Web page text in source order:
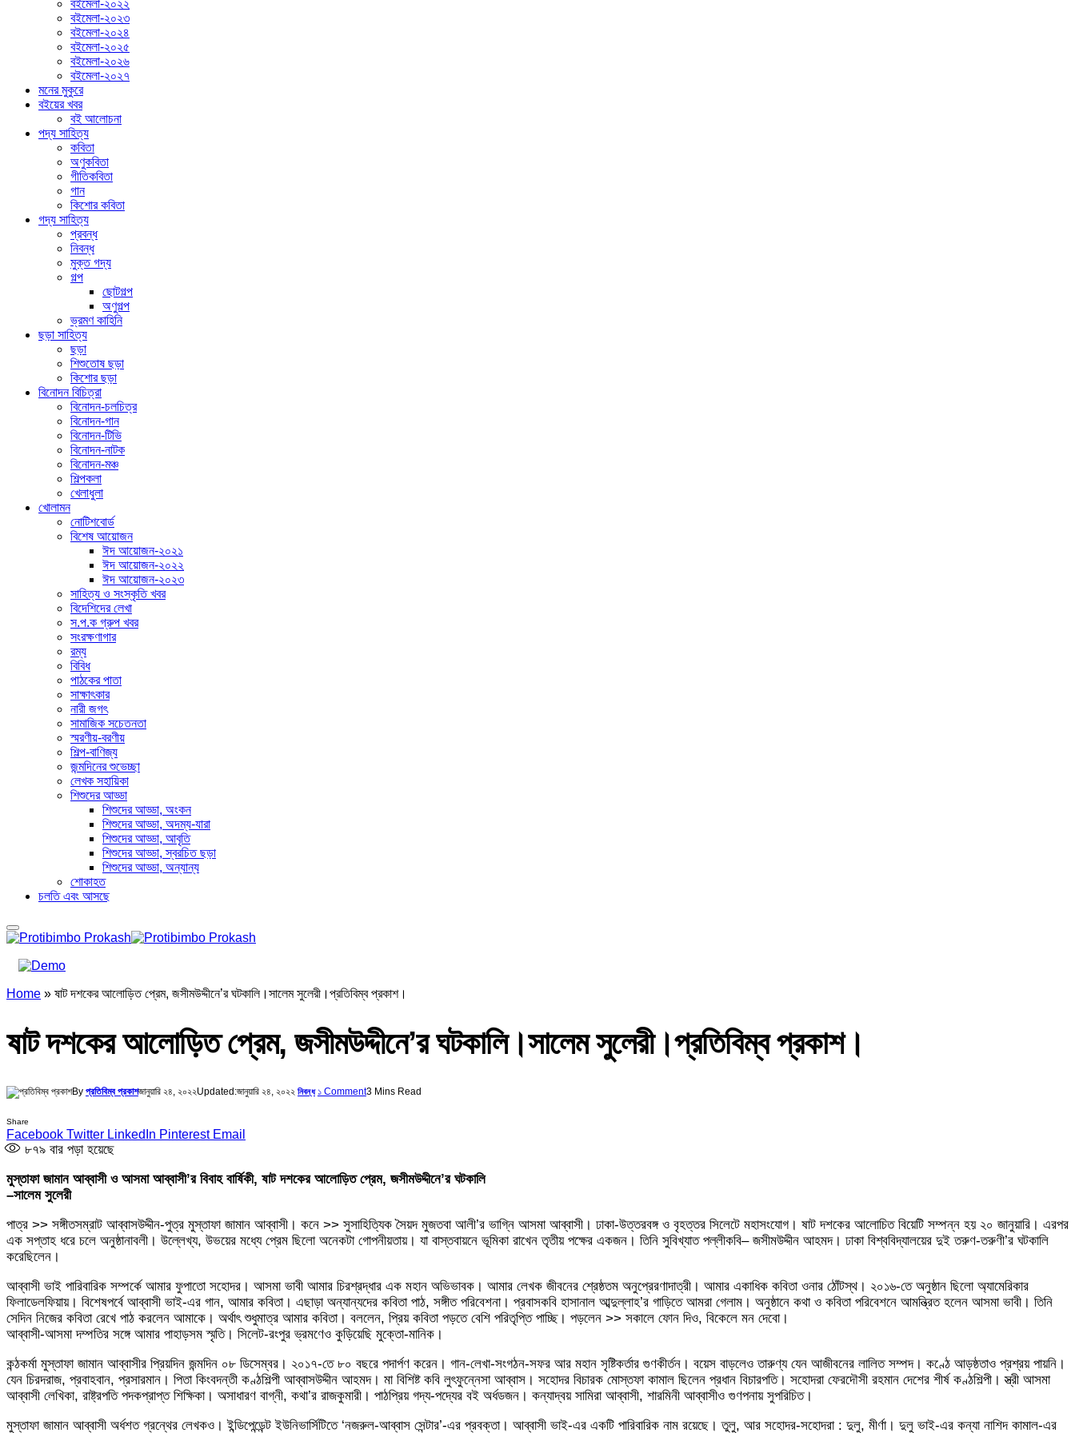
বইমেলা-২০২২
বইমেলা-২০২৩
বইমেলা-২০২৪
বইমেলা-২০২৫
বইমেলা-২০২৬
বইমেলা-২০২৭
মনের মুকুরে
বইয়ের খবর
বই আলোচনা
পদ্য সাহিত্য
কবিতা
অণুকবিতা
গীতিকবিতা
গান
কিশোর কবিতা
গদ্য সাহিত্য
প্রবন্ধ
নিবন্ধ
মুক্ত গদ্য
গল্প
ছোটগল্প
অণুগল্প
ভ্রমণ কাহিনি
ছড়া সাহিত্য
ছড়া
শিশুতোষ ছড়া
কিশোর ছড়া
বিনোদন বিচিত্রা
বিনোদন-চলচিত্র
বিনোদন-গান
বিনোদন-টিভি
বিনোদন-নাটক
বিনোদন-মঞ্চ
শিল্পকলা
খেলাধুলা
খোলামন
নোটিশবোর্ড
বিশেষ আয়োজন
ঈদ আয়োজন-২০২১
ঈদ আয়োজন-২০২২
ঈদ আয়োজন-২০২৩
সাহিত্য ও সংস্কৃতি খবর
বিদেশিদের লেখা
স.প.ক গ্রুপ খবর
সংরক্ষণাগার
রম্য
বিবিধ
পাঠকের পাতা
সাক্ষাৎকার
নারী জগৎ
সামাজিক সচেতনতা
স্মরণীয়-বরণীয়
শিল্প-বাণিজ্য
জন্মদিনের শুভেচ্ছা
লেখক সহায়িকা
শিশুদের আড্ডা
শিশুদের আড্ডা, অংকন
শিশুদের আড্ডা, অদম্য-যারা
শিশুদের আড্ডা, আবৃতি
শিশুদের আড্ডা, স্বরচিত ছড়া
শিশুদের আড্ডা, অন্যান্য
শোকাহত
চলতি এবং আসছে
Home » ষাট দশকের আলোড়িত প্রেম, জসীমউদ্দীনে’র ঘটকালি।সালেম সুলেরী।প্রতিবিম্ব প্রকাশ।
ষাট দশকের আলোড়িত প্রেম, জসীমউদ্দীনে’র ঘটকালি।সালেম সুলেরী।প্রতিবিম্ব প্রকাশ।
By প্রতিবিম্ব প্রকাশজানুয়ারি ২৪, ২০২২Updated:জানুয়ারি ২৪, ২০২২ নিবন্ধ ১ Comment3 Mins Read
Share
Facebook Twitter LinkedIn Pinterest Email
৮৭৯ বার পড়া হয়েছে
মুস্তাফা জামান আব্বাসী ও আসমা আব্বাসী’র বিবাহ বার্ষিকী, ষাট দশকের আলোড়িত প্রেম, জসীমউদ্দীনে’র ঘটকালি
–সালেম সুলেরী
পাত্র >> সঙ্গীতসম্রাট আব্বাসউদ্দীন-পুত্র মুস্তাফা জামান আব্বাসী। কনে >> সুসাহিত্যিক সৈয়দ মুজতবা আলী’র ভাগ্নি আসমা আব্বাসী। ঢাকা-উত্তরবঙ্গ ও বৃহত্তর সিলেটে মহাসংযোগ। ষাট দশকের আলোচিত বিয়েটি সম্পন্ন হয় ২০ জানুয়ারি। এরপর
এক সপ্তাহ ধরে চলে অনুষ্ঠানাবলী। উল্লেখ্য, উভয়ের মধ্যে প্রেম ছিলো অনেকটা গোপনীয়তায়। যা বাস্তবায়নে ভূমিকা রাখেন তৃতীয় পক্ষের একজন। তিনি সুবিখ্যাত পল্লীকবি– জসীমউদ্দীন আহমদ। ঢাকা বিশ্ববিদ্যালয়ের দুই তরুণ-তরুণী’র ঘটকালি
করেছিলেন।
আব্বাসী ভাই পারিবারিক সম্পর্কে আমার ফুপাতো সহোদর। আসমা ভাবী আমার চিরশ্রদ্ধার এক মহান অভিভাবক। আমার লেখক জীবনের শ্রেষ্ঠতম অনুপ্রেরণাদাত্রী। আমার একাধিক কবিতা ওনার ঠোঁটস্থ। ২০১৬-তে অনুষ্ঠান ছিলো অ্যামেরিকার
ফিলাডেলফিয়ায়। বিশেষপর্বে আব্বাসী ভাই-এর গান, আমার কবিতা। এছাড়া অন্যান্যদের কবিতা পাঠ, সঙ্গীত পরিবেশনা। প্রবাসকবি হাসানাল আব্দুল্লাহ’র গাড়িতে আমরা গেলাম। অনুষ্ঠানে কথা ও কবিতা পরিবেশনে আমন্ত্রিত হলেন আসমা ভাবী। তিনি
সেদিন নিজের কবিতা রেখে পাঠ করলেন আমাকে। অর্থাৎ শুধুমাত্র আমার কবিতা। বললেন, প্রিয় কবিতা পড়তে বেশি পরিতৃপ্তি পাচ্ছি। পড়লেন >> সকালে ফোন দিও, বিকেলে মন দেবো।
আব্বাসী-আসমা দম্পতির সঙ্গে আমার পাহাড়সম স্মৃতি। সিলেট-রংপুর ভ্রমণেও কুড়িয়েছি মুক্তো-মানিক।
কন্ঠকর্মা মুস্তাফা জামান আব্বাসীর প্রিয়দিন জন্মদিন ০৮ ডিসেম্বর। ২০১৭-তে ৮০ বছরে পদার্পণ করেন। গান-লেখা-সংগঠন-সফর আর মহান সৃষ্টিকর্তার গুণকীর্তন। বয়েস বাড়লেও তারুণ্য যেন আজীবনের লালিত সম্পদ। কণ্ঠে আড়ষ্ঠতাও প্রশ্রয় পায়নি।
যেন চিরদরাজ, প্রবাহবান, প্রসারমান। পিতা কিংবদন্তী কণ্ঠশিল্পী আব্বাসউদ্দীন আহমদ। মা বিশিষ্ট কবি লুৎফুন্নেসা আব্বাস। সহোদর বিচারক মোস্তফা কামাল ছিলেন প্রধান বিচারপতি। সহোদরা ফেরদৌসী রহমান দেশের শীর্ষ কণ্ঠশিল্পী। স্ত্রী আসমা
আব্বাসী লেখিকা, রাষ্ট্রপতি পদকপ্রাপ্ত শিক্ষিকা। অসাধারণ বাগ্নী, কথা’র রাজকুমারী। পাঠপ্রিয় গদ্য-পদ্যের বই অর্ধডজন। কন্যাদ্বয় সামিরা আব্বাসী, শারমিনী আব্বাসীও গুণপনায় সুপরিচিত।
মুস্তাফা জামান আব্বাসী অর্ধশত গ্রন্থের লেখকও। ইন্ডিপেন্ডেন্ট ইউনিভার্সিটিতে ‘নজরুল-আব্বাস সেন্টার’-এর প্রবক্তা। আব্বাসী ভাই-এর একটি পারিবারিক নাম রয়েছে। তুলু, আর সহোদর-সহোদরা : দুলু, মীর্ণা। দুলু ভাই-এর কন্যা নাশিদ কামাল-এর